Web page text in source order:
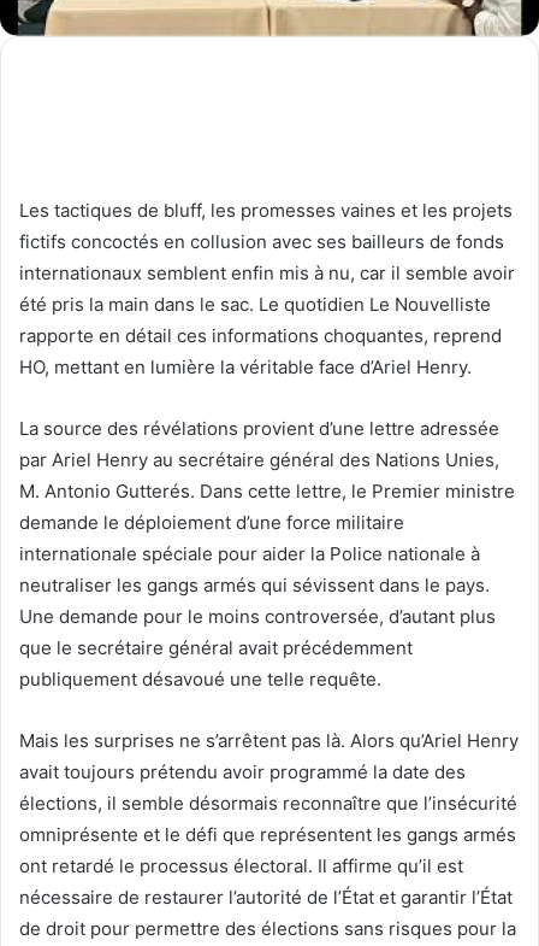
Les tactiques de bluff, les promesses vaines et les projets
fictifs concoctés en collusion avec ses bailleurs de fonds
internationaux semblent enfin mis à nu, car il semble avoir
été pris la main dans le sac. Le quotidien Le Nouvelliste
rapporte en détail ces informations choquantes, reprend
HO, mettant en lumière la véritable face d’Ariel Henry.
La source des révélations provient d’une lettre adressée
par Ariel Henry au secrétaire général des Nations Unies,
M. Antonio Gutterés. Dans cette lettre, le Premier ministre
demande le déploiement d’une force militaire
internationale spéciale pour aider la Police nationale à
neutraliser les gangs armés qui sévissent dans le pays.
Une demande pour le moins controversée, d’autant plus
que le secrétaire général avait précédemment
publiquement désavoué une telle requête.
Mais les surprises ne s’arrêtent pas là. Alors qu’Ariel Henry
avait toujours prétendu avoir programmé la date des
élections, il semble désormais reconnaître que l’insécurité
omniprésente et le défi que représentent les gangs armés
ont retardé le processus électoral. Il affirme qu’il est
nécessaire de restaurer l’autorité de l’État et garantir l’État
de droit pour permettre des élections sans risques pour la